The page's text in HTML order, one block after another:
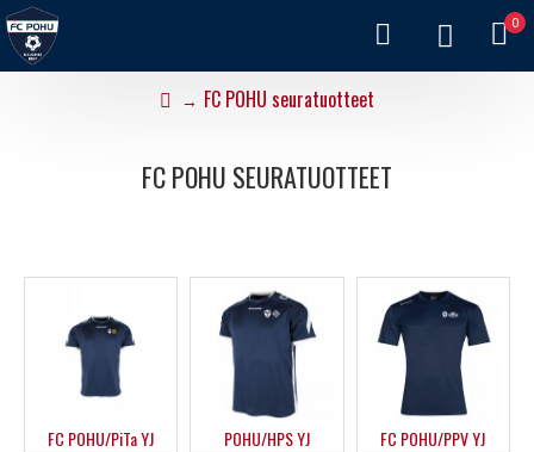
0
FC POHU seuratuotteet
FC POHU SEURATUOTTEET
FC POHU/PiTa YJ POHU/HPS YJ FC POHU/PPV YJ